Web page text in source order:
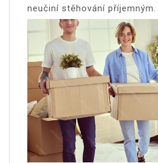
neučiní stěhování příjemným.